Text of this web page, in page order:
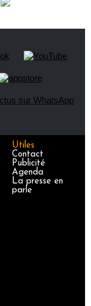
Utiles
Contact
Publicité
Agenda
La presse en
parle